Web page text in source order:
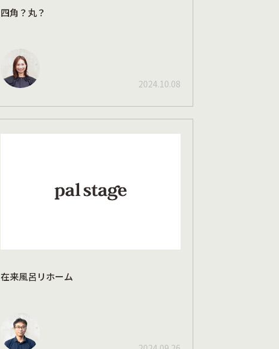
四角？丸？
2024.10.08
在来風呂リホーム